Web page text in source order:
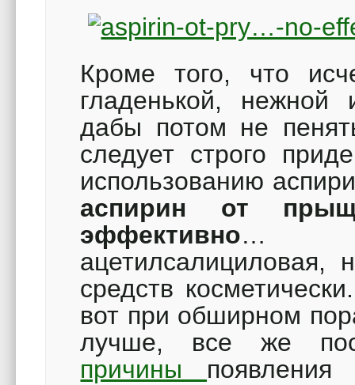
Кроме того, что
гладенькой, нежной
дабы потом не
следует строго
использованию
аспирин от
эффективно…
ацетилсалициловая,
средств
вот при обширном
лучше, все же
причины